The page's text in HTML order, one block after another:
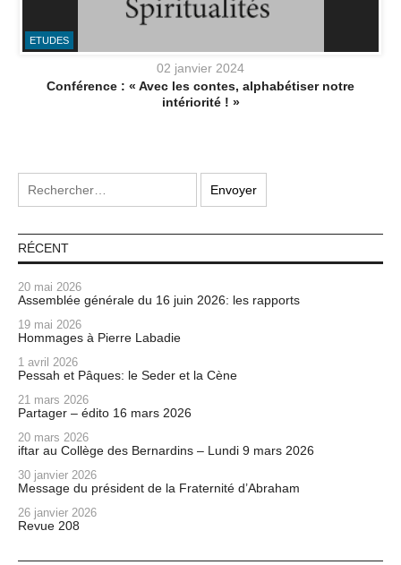
ETUDES
02 janvier 2024
Conférence : « Avec les contes, alphabétiser notre
intériorité ! »
RÉCENT
20 mai 2026
Assemblée générale du 16 juin 2026: les rapports
19 mai 2026
Hommages à Pierre Labadie
1 avril 2026
Pessah et Pâques: le Seder et la Cène
21 mars 2026
Partager – édito 16 mars 2026
20 mars 2026
iftar au Collège des Bernardins – Lundi 9 mars 2026
30 janvier 2026
Message du président de la Fraternité d’Abraham
26 janvier 2026
Revue 208